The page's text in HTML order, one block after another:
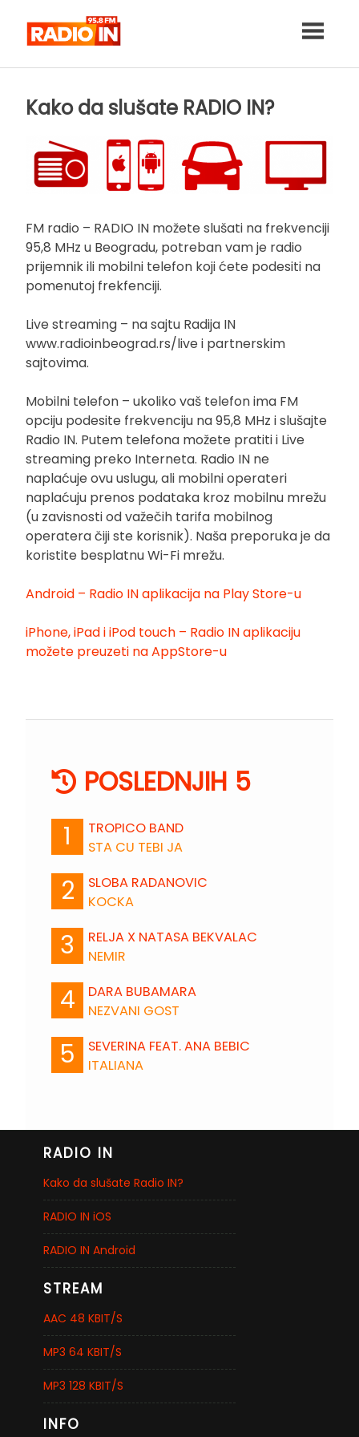
content
Kako da slušate RADIO IN?
FM radio – RADIO IN možete slušati na frekvenciji
95,8 MHz u Beogradu, potreban vam je radio
prijemnik ili mobilni telefon koji ćete podesiti na
pomenutoj frekfenciji.
Live streaming – na sajtu Radija IN
www.radioinbeograd.rs/live i partnerskim
sajtovima.
Mobilni telefon – ukoliko vaš telefon ima FM
opciju podesite frekvenciju na 95,8 MHz i slušajte
Radio IN. Putem telefona možete pratiti i Live
streaming preko Interneta. Radio IN ne
naplaćuje ovu uslugu, ali mobilni operateri
naplaćuju prenos podataka kroz mobilnu mrežu
(u zavisnosti od važečih tarifa mobilnog
operatera čiji ste korisnik). Naša preporuka je da
koristite besplatnu Wi-Fi mrežu.
Android – Radio IN aplikacija na Play Store-u
iPhone, iPad i iPod touch – Radio IN aplikaciju
možete preuzeti na AppStore-u
POSLEDNJIH 5
1
TROPICO BAND
STA CU TEBI JA
2
SLOBA RADANOVIC
KOCKA
3
RELJA X NATASA BEKVALAC
NEMIR
4
DARA BUBAMARA
NEZVANI GOST
5
SEVERINA FEAT. ANA BEBIC
ITALIANA
RADIO IN
Kako da slušate Radio IN?
RADIO IN iOS
RADIO IN Android
STREAM
AAC 48 KBIT/S
MP3 64 KBIT/S
MP3 128 KBIT/S
INFO